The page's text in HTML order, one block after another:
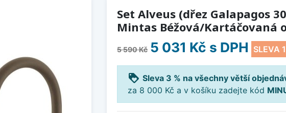
Set Alveus (dřez Galapagos
Mintas Béžová/Kartáčovaná
5 590 Kč 5 031 Kč s DPH SLEVA
loyalty Sleva 3 % na všechny větší
za 8 000 Kč a v košíku zadejte kód